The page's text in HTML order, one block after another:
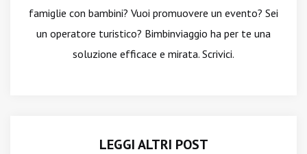
famiglie con bambini? Vuoi promuovere un evento? Sei
un operatore turistico? Bimbinviaggio ha per te una
soluzione efficace e mirata. Scrivici.
LEGGI ALTRI POST